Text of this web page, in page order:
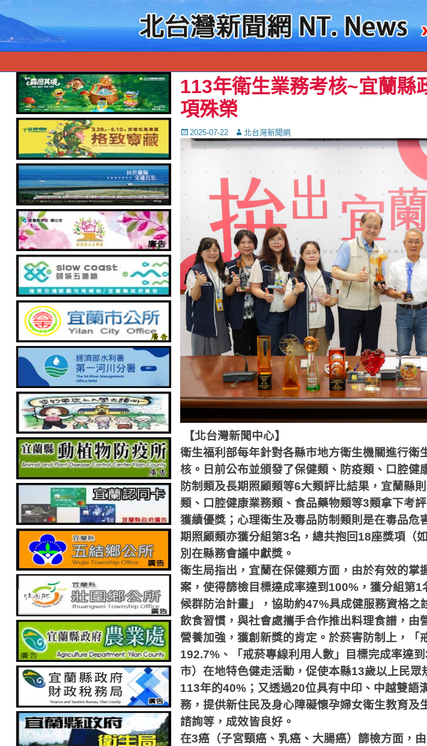
113年衛生業務考核~宜蘭縣
項殊榮
Posted
on
2025-07-22 Autor北台灣新聞網
【北台灣新聞中心】
衛生福利部每年針對各縣市地方衛生機關進行衛
核。日前公布並頒發了保健類、防疫類、口腔健
防制類及長期照顧類等6大類評比結果，宜蘭縣
類、口腔健康業務類、食品藥物類等3類拿下考
獲績優獎；心理衛生及毒品防制類則是在毒品危
期照顧類亦獲分組第3名，總共抱回18座獎項（
別在縣務會議中獻獎。
衛生局指出，宜蘭在保健類方面，由於有效的掌
案，使得篩檢目標達成率達到100%，獲分組第1
候群防治計畫」，協助約47%具成健服務資格之
飲食習慣，與社會處攜手合作推出料理食譜，由
營養加強，獲創新獎的肯定。於菸害防制上，「
192.7%、「戒菸專線利用人數」目標完成率達到
市）在地特色健走活動，促使本縣13歲以上民眾
113年的40%；又透過20位具有中印、中越雙語
務，提供新住民及身心障礙懷孕婦女衛生教育及
諮詢等，成效皆良好。
在3癌（子宮頸癌、乳癌、大腸癌）篩檢方面，